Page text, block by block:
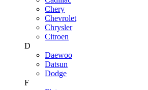
Chery
Chevrolet
Chrysler
Citroen
D
Daewoo
Datsun
Dodge
F